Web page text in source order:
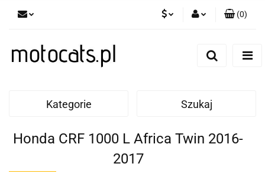
(0)
Kategorie Szukaj
Honda CRF 1000 L Africa Twin 2016-
2017